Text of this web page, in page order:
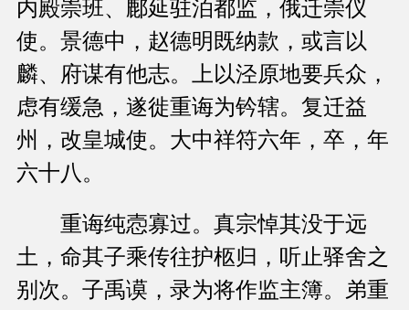
内殿崇班、鄜延驻泊都监，俄迁崇仪
使。景德中，赵德明既纳款，或言以
麟、府谋有他志。上以泾原地要兵众，
虑有缓急，遂徙重诲为钤辖。复迁益
州，改皇城使。大中祥符六年，卒，年
六十八。
重诲纯悫寡过。真宗悼其没于远
土，命其子乘传往护柩归，听止驿舍之
别次。子禹谟，录为将作监主簿。弟重